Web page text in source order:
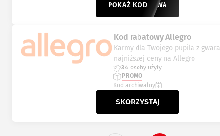
POKAŻ KODDOSTAWA
Kod rabatowy Allegro
Karmy dla Twojego pupila z
najniższej ceny na Allegro
34 osoby użyły
PROMO
Kod archiwalny
SKORZYSTAJ